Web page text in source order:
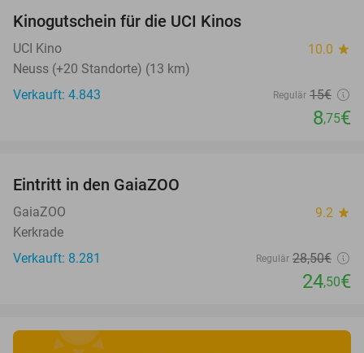
Kinogutschein für die UCI Kinos
UCI Kino 10.0 star
Neuss (+20 Standorte) (13 km)
Verkauft: 4.843
Regulär 15€
8,75€
Eintritt in den GaiaZOO
GaiaZOO 9.2 star
Kerkrade
Verkauft: 8.281
Regulär 28,50€
24,50€